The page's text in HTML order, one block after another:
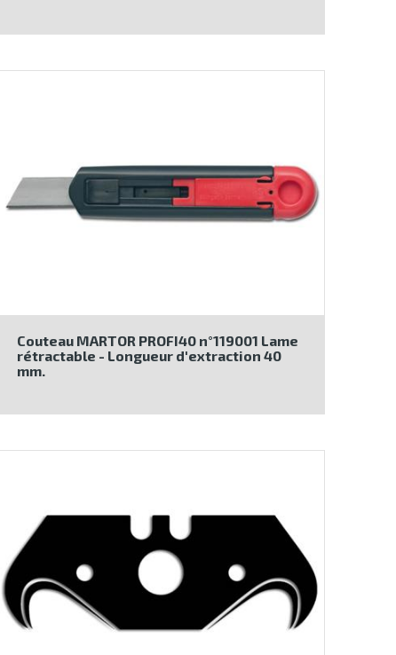
Couteau MARTOR PROFI40 n°119001 Lame
rétractable - Longueur d'extraction 40
mm.